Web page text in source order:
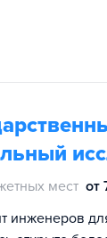
мест от
инженеров